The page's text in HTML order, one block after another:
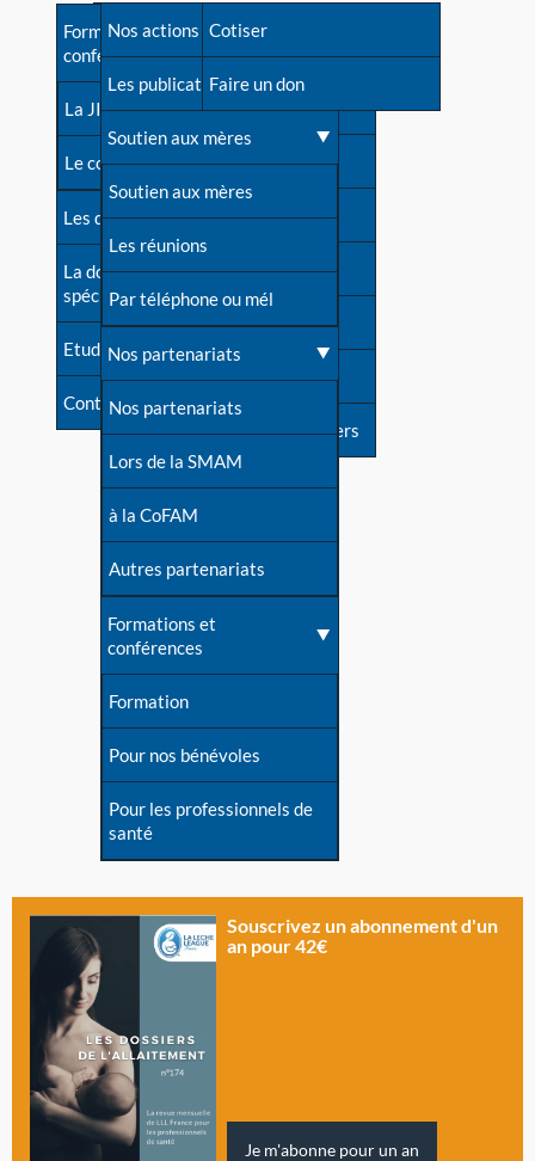
Avant la naissance
Les débuts
Une difficulté d'allaitement ?
Cas particuliers
Mythes et vérités
Devenir animatrice ?
Une question sur le site
Formations et
conférences
La JIA
Le congrès
Les dossiers de l'allaitement
La documentation
spécialisée
Etudes récentes
Contact
Besoin d'aide?
Répertoire de tous les
contacts
Contact presse
Dossier de presse
Soutenir LLL
Livre d'or
Forum
S'inscrire à nos newsletters
Nos actions
Les publications
Soutien aux mères
Soutien aux mères
Les réunions
Par téléphone ou mél
Nos partenariats
Nos partenariats
Lors de la SMAM
à la CoFAM
Autres partenariats
Formations et
conférences
Formation
Pour nos bénévoles
Pour les professionnels de
santé
Cotiser
Faire un don
Souscrivez un abonnement d'un
an pour 42€
Je m'abonne pour un an